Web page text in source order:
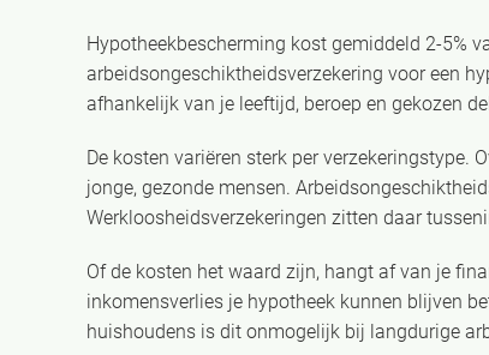
Hypotheekbescherming kost gemiddeld 2-5%
arbeidsongeschiktheidsverzekering voor een
afhankelijk van je leeftijd, beroep en gekozen
De kosten variëren sterk per verzekeringstype.
jonge, gezonde mensen.
Werkloosheidsverzekeringen zitten daar
Of de kosten het waard zijn, hangt af van je
inkomensverlies je hypotheek kunnen blijven
huishoudens is dit onmogelijk bij langdurige